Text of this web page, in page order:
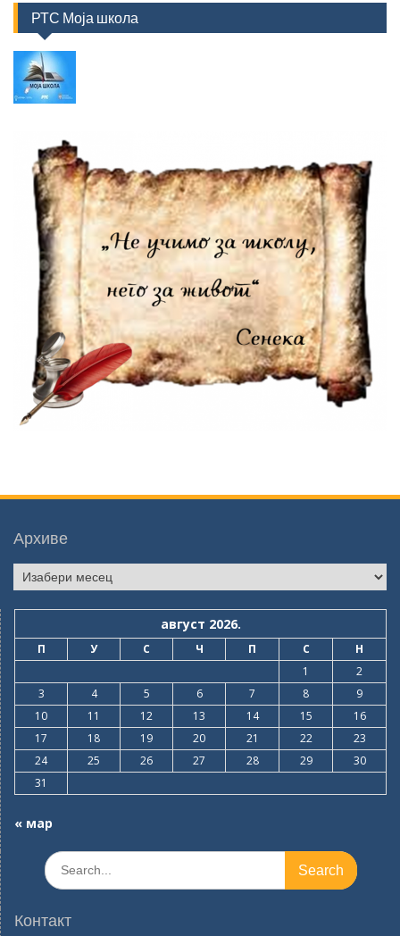
РТС Моја школа
Архиве
Архиве
август 2026.
П У С Ч П С
Н
1
2
3
4 5 6 7 8
9
10
11 12 13 14 15
16
17
18 19 20 21 22
23
24
25 26 27 28 29
30
31
« мар
Search
for:
Контакт